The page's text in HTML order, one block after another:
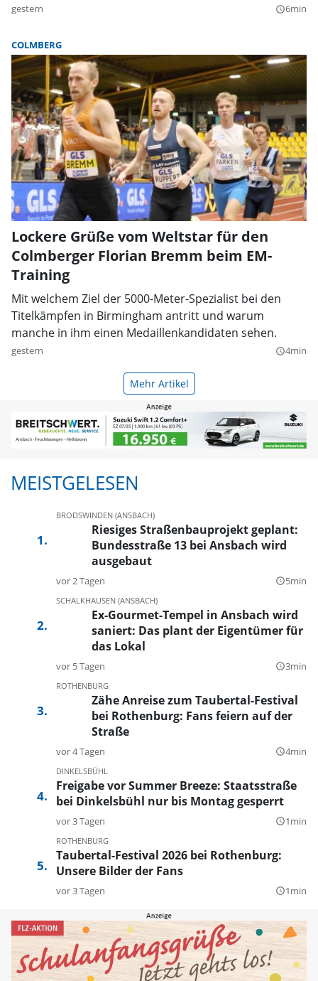
gestern query_builder6min
COLMBERG
Lockere Grüße vom Weltstar für den
Colmberger Florian Bremm beim EM-
Training
Mit welchem Ziel der 5000-Meter-Spezialist bei den
Titelkämpfen in Birmingham antritt und warum
manche in ihm einen Medaillenkandidaten sehen.
gestern query_builder4min
Mehr Artikel
MEISTGELESEN
BRODSWINDEN (ANSBACH)
Riesiges Straßenbauprojekt geplant:
Bundesstraße 13 bei Ansbach wird
ausgebaut
vor 2 Tagen query_builder5min
SCHALKHAUSEN (ANSBACH)
Ex-Gourmet-Tempel in Ansbach wird
saniert: Das plant der Eigentümer für
das Lokal
vor 5 Tagen query_builder3min
ROTHENBURG
Zähe Anreise zum Taubertal-Festival
bei Rothenburg: Fans feiern auf der
Straße
vor 4 Tagen query_builder4min
DINKELSBÜHL
Freigabe vor Summer Breeze: Staatsstraße
bei Dinkelsbühl nur bis Montag gesperrt
vor 3 Tagen query_builder1min
ROTHENBURG
Taubertal-Festival 2026 bei Rothenburg:
Unsere Bilder der Fans
vor 3 Tagen query_builder1min